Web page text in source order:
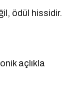
ödül hissidir.
açlıkla